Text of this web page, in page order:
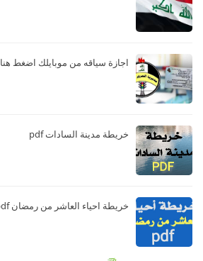
اجازة سياقه من موبايلك اضغط هنا
خريطة مدينة السادات pdf
خريطة احياء العاشر من رمضان pdf